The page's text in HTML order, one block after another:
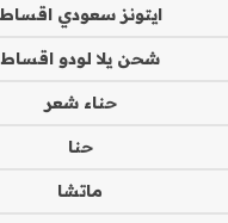
ايتونز سعودي اقساط
شحن يلا لودو اقساط
حناء شعر
حنا
ماتشا